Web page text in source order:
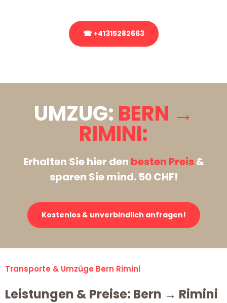
☎ +41315282663
UMZUG: BERN →
RIMINI:
Erhalten Sie hier den besten Preis&
sparen Sie mind. 50 CHF!
Kostenlos & unverbindlich anfragen!
Transporte & Umzüge Bern Rimini
Leistungen & Preise: Bern → Rimini